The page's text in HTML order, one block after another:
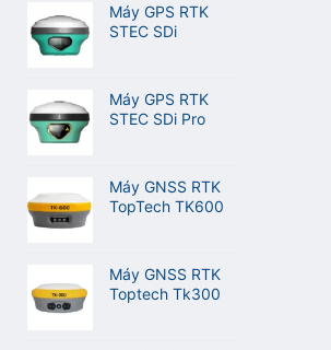
Máy GPS RTK
STEC SDi
Máy GPS RTK
STEC SDi Pro
Máy GNSS RTK
TopTech TK600
Máy GNSS RTK
Toptech Tk300